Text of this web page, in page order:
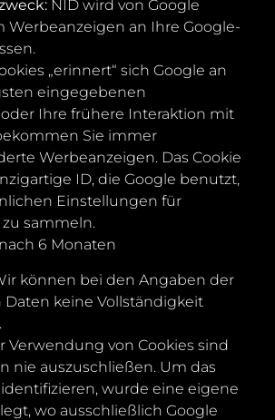
NID wird von Google
Werbeanzeigen an Ihre Google-
„erinnert“ sich Google an
eingegebenen
Ihre frühere Interaktion mit
Sie immer
Werbeanzeigen. Das Cookie
ID, die Google benutzt,
Einstellungen für
sammeln.
nach 6 Monaten
können bei den Angaben der
keine Vollständigkeit
Verwendung von Cookies sind
nie auszuschließen. Um das
wurde eine eigene
wo ausschließlich Google